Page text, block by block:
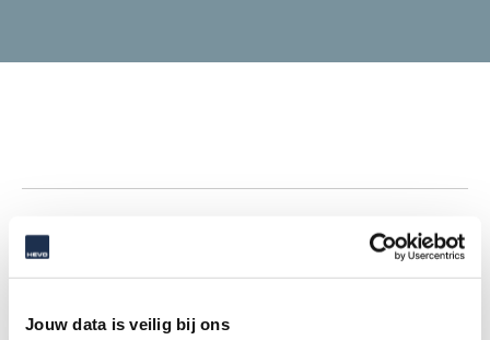
Jouw data is veilig bij ons